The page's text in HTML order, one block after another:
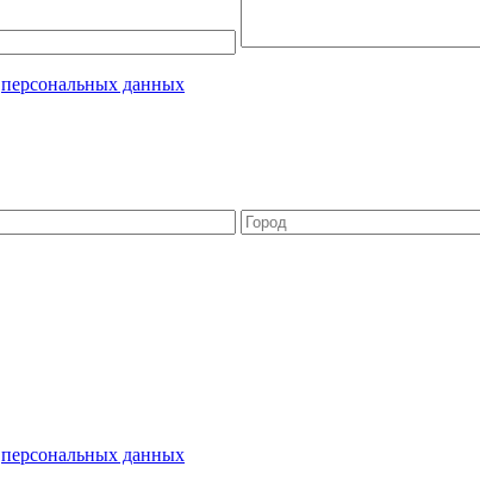
персональных данных
персональных данных